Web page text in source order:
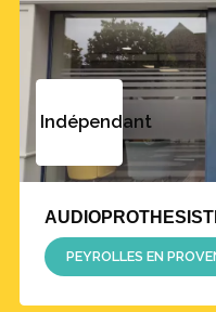
Indépendant
PEYROLLES EN